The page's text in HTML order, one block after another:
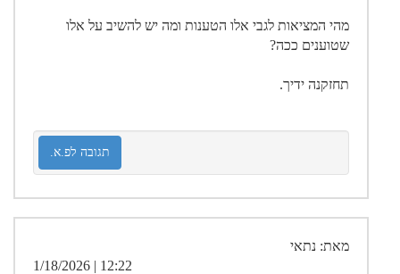
מהי המציאות לגבי אלו הטענות ומה יש להשיב על אלו
שטוענים ככה?
תחזקנה ידיך.
תגובה לפ.א.
מאת: נתאי
12:22 | 1/18/2026